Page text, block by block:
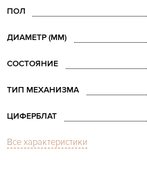
ПОЛ
ДИАМЕТР (MM)
СОСТОЯНИЕ
ТИП МЕХАНИЗМА
ЦИФЕРБЛАТ
СТЕКЛО
Все характеристики